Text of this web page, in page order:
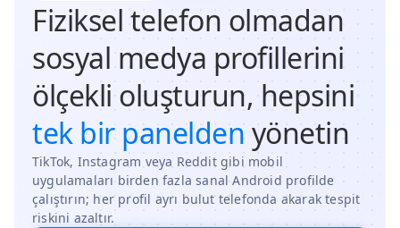
Fiziksel telefon olmadan
sosyal medya profillerini
ölçekli oluşturun, hepsini
tek bir panelden yönetin
TikTok, Instagram veya Reddit gibi mobil
uygulamaları birden fazla sanal Android profilde
çalıştırın; her profil ayrı bulut telefonda akarak tespit
riskini azaltır.